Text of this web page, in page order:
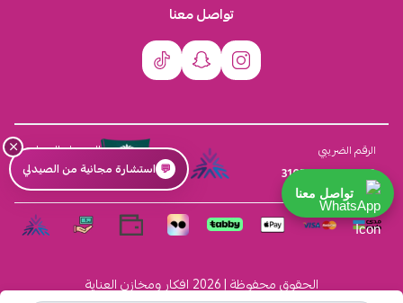
تواصل معنا
الرقم الضريبي
310555259800003
السجل التجاري
4030431116
الحقوق محفوظة | 2026 افكار ومخازن العناية
×
💬 استشارة مجانية من الصيدلي
تواصل معنا